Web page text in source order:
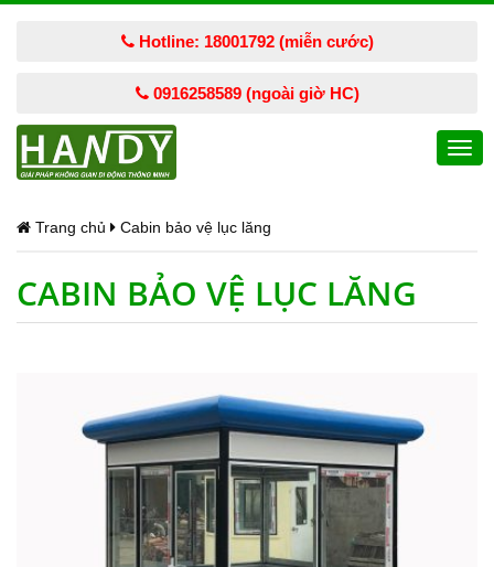
Hotline: 18001792 (miễn cước)
0916258589 (ngoài giờ HC)
Trang chủ Cabin bảo vệ lục lăng
CABIN BẢO VỆ LỤC LĂNG